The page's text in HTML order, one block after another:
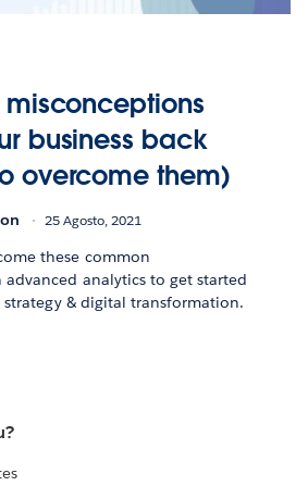
business back
overcome them)
25 Agosto, 2021
these common
analytics to get started
& digital transformation.